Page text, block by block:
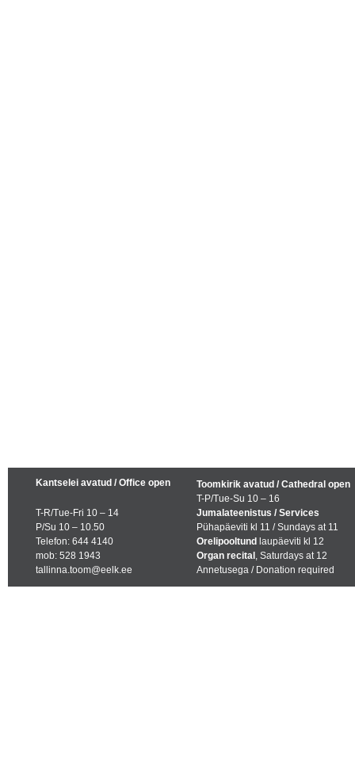
Kantselei avatud / Office open
T-R/Tue-Fri 10 – 14
P/Su 10 – 10.50
Telefon: 644 4140
mob: 528 1943
tallinna.toom@eelk.ee
Toomkirik avatud / Cathedral open
T-P/Tue-Su 10 – 16
Jumalateenistus / Services
Pühapäeviti kl 11 / Sundays at 11
Orelipooltund laupäeviti kl 12
Organ recital , Saturdays at 12
Annetusega / Donation required